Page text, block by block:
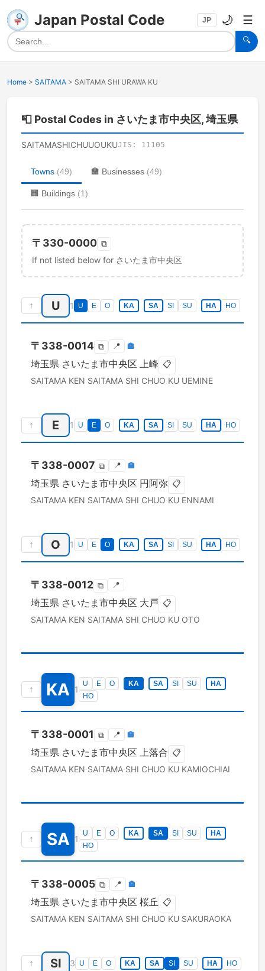
Japan Postal Code
🔍
JP 🌙 ☰
Home > SAITAMA > SAITAMA SHI URAWA KU
📮 Postal Codes in さいたま市中央区, 埼玉県
SAITAMASHICHUUOUKUJIS: 11105
Towns (49) 🏣 Businesses (49)
🏢 Buildings (1)
〒 330-0000 ⧉
If not listed below for さいたま市中央区
↑ U 1 U E O KA SA SI SU HA HO
〒 338-0014 ⧉ 📍 🏣
埼玉県 さいたま市中央区 上峰 📋
SAITAMA KEN SAITAMA SHI CHUO KU UEMINE
↑ E 1 U E O KA SA SI SU HA HO
〒 338-0007 ⧉ 📍 🏣
埼玉県 さいたま市中央区 円阿弥 📋
SAITAMA KEN SAITAMA SHI CHUO KU ENNAMI
↑ O 1 U E O KA SA SI SU HA HO
〒 338-0012 ⧉ 📍
埼玉県 さいたま市中央区 大戸 📋
SAITAMA KEN SAITAMA SHI CHUO KU OTO
↑ KA 1
U E O KA SA SI SU
HA
HO
〒 338-0001 ⧉ 📍 🏣
埼玉県 さいたま市中央区 上落合 📋
SAITAMA KEN SAITAMA SHI CHUO KU KAMIOCHIAI
↑ SA 1
U E O KA SA SI SU
HA
HO
〒 338-0005 ⧉ 📍 🏣
埼玉県 さいたま市中央区 桜丘 📋
SAITAMA KEN SAITAMA SHI CHUO KU SAKURAOKA
↑ SI 3 U E O KA SA SI SU HA HO